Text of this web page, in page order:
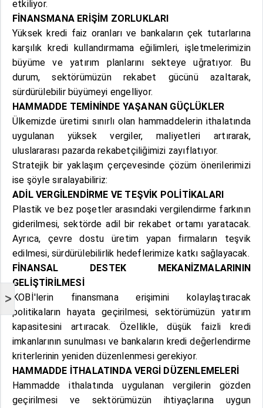
>
etkiliyor.
FİNANSMANA ERİŞİM ZORLUKLARI
Yüksek kredi faiz oranları ve bankaların çek tutarlarına
karşılık kredi kullandırmama eğilimleri, işletmelerimizin
büyüme ve yatırım planlarını sekteye uğratıyor. Bu
durum, sektörümüzün rekabet gücünü azaltarak,
sürdürülebilir büyümeyi engelliyor.
HAMMADDE TEMİNİNDE YAŞANAN GÜÇLÜKLER
Ülkemizde üretimi sınırlı olan hammaddelerin ithalatında
uygulanan yüksek vergiler, maliyetleri artırarak,
uluslararası pazarda rekabetçiliğimizi zayıflatıyor.
Stratejik bir yaklaşım çerçevesinde çözüm önerilerimizi
ise şöyle sıralayabiliriz:
ADİL VERGİLENDİRME VE TEŞVİK POLİTİKALARI
Plastik ve bez poşetler arasındaki vergilendirme farkının
giderilmesi, sektörde adil bir rekabet ortamı yaratacak.
Ayrıca, çevre dostu üretim yapan firmaların teşvik
edilmesi, sürdürülebilirlik hedeflerimize katkı sağlayacak.
FİNANSAL DESTEK MEKANİZMALARININ
GELİŞTİRİLMESİ
KOBİ'lerin finansmana erişimini kolaylaştıracak
politikaların hayata geçirilmesi, sektörümüzün yatırım
kapasitesini artıracak. Özellikle, düşük faizli kredi
imkanlarının sunulması ve bankaların kredi değerlendirme
kriterlerinin yeniden düzenlenmesi gerekiyor.
HAMMADDE İTHALATINDA VERGİ DÜZENLEMELERİ
Hammadde ithalatında uygulanan vergilerin gözden
geçirilmesi ve sektörümüzün ihtiyaçlarına uygun